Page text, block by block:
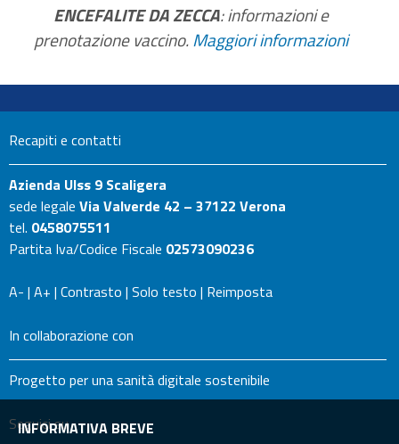
ENCEFALITE DA ZECCA: informazioni e
prenotazione vaccino.Maggiori informazioni
Recapiti e contatti
Azienda Ulss 9 Scaligera
sede legale Via Valverde 42 – 37122 Verona
tel. 0458075511
Partita Iva/Codice Fiscale 02573090236
A- | A+ | Contrasto | Solo testo | Reimposta
In collaborazione con
Progetto per una sanità digitale sostenibile
Seguici su
INFORMATIVA BREVE